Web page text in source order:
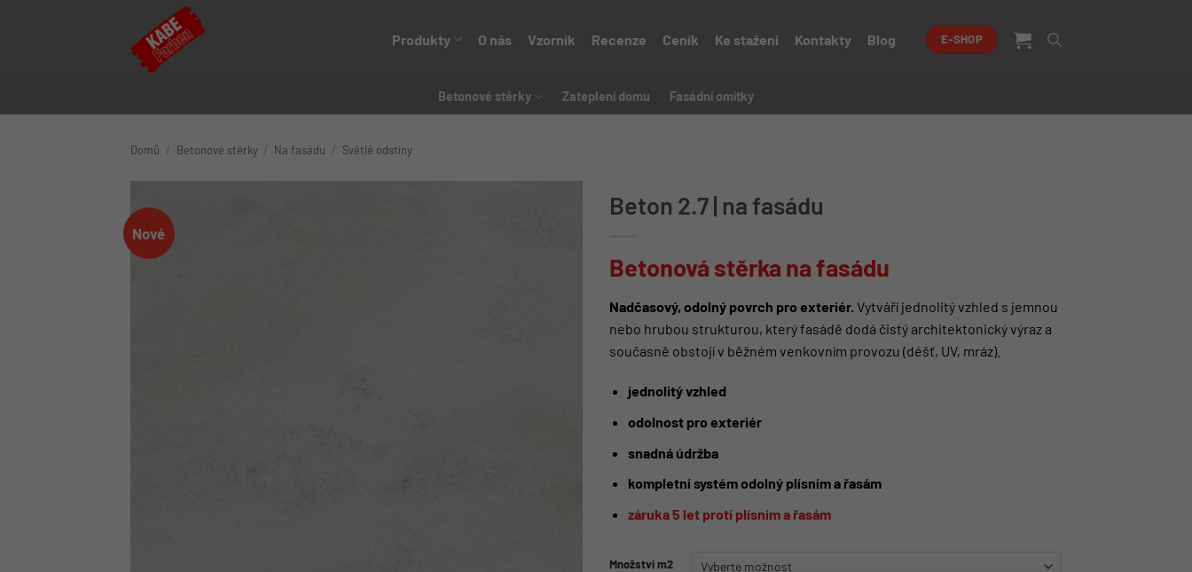
Produkty O nás Vzorník Recenze Ceník Ke stažení Kontakty Blog E-SHOP
Betonové stěrky Zateplení domu Fasádní omítky
Domů / Betonové stěrky / Na fasádu / Světlé odstíny
Nové
Beton 2.7 | na fasádu
Betonová stěrka na fasádu
Nadčasový, odolný povrch pro exteriér. Vytváří jednolitý vzhled s jemnou
nebo hrubou strukturou, který fasádě dodá čistý architektonický výraz a
současně obstojí v běžném venkovním provozu (déšť, UV, mráz).
jednolitý vzhled
odolnost pro exteriér
snadná údržba
kompletní systémodolný plísním a řasám
záruka 5 let proti plísním a řasám
Množství m2